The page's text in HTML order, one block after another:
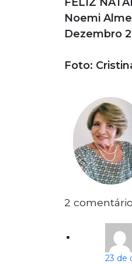
Noemi
Dezembro
Foto:
2
23 de